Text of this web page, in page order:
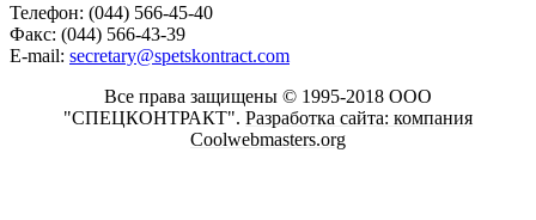
Телефон: (044) 566-45-40
Факс: (044) 566-43-39
E-mail: secretary@spetskontract.com
Все права защищены © 1995-2018 ООО
"СПЕЦКОНТРАКТ". Разработка сайта: компания
Coolwebmasters.org